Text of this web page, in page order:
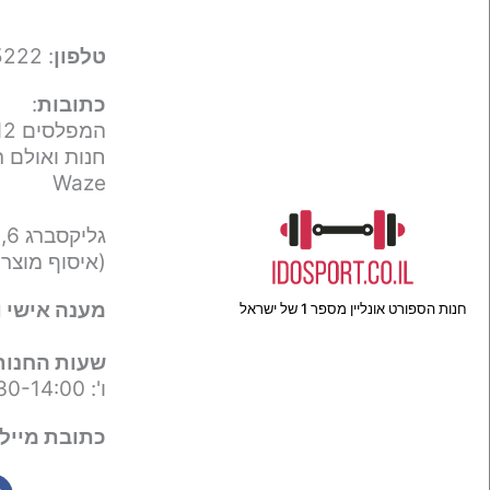
חנות הספורט אונליין מספר 1 של ישראל
טלפון: 050-9695222
כתובות:
המפלסים 12,
חנות
Waze
גליקסברג 6,
(איסוף
מענה אישי
שעות
ו': 09:30-14:00
כתובת